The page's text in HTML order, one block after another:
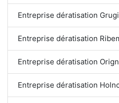
Entreprise dératisation
Entreprise dératisation
Entreprise dératisation
Entreprise dératisation